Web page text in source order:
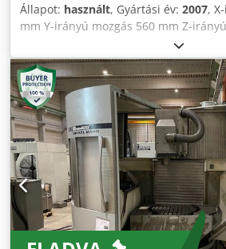
Állapot: használt, Gyártási év: 2007,
mm Y-irányú mozgás 560 mm Z-
Vezérlés: Heidenhain iTNC 530
főorsó max. 18 000 ford/perc
/ 15 kW Max. nyomaték 130 / 87 Nm
A63 Forgatható NC: ° Asztal befogási
mm T-hornyok 9 x 14 x 63 mm Asztal
Forgatható C: 360° Max. asztalterhelés
Szerszámpozíciók száma: 60 pozíció
Adgskr HSK-A63 szerszámtartó Teljes
kVA Gép súlya: kb. 11,0 t Helyigény:
CNC univerzális megmunkálóközpont
60 monoBLOCK - 5 tengely - NC
marófej